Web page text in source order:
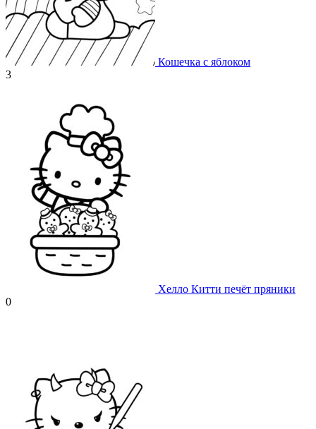
Кошечка с яблоком
3
Хелло Китти печёт пряники
0